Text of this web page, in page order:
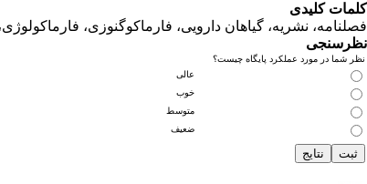
کلمات کلیدی
فصلنامه، نشریه، گیاهان دارویی، فارماکوگنوزی،
نظرسنجی
نظر شما در مورد عملکرد پایگاه چیست؟
عالی
خوب
متوسط
ضعیف